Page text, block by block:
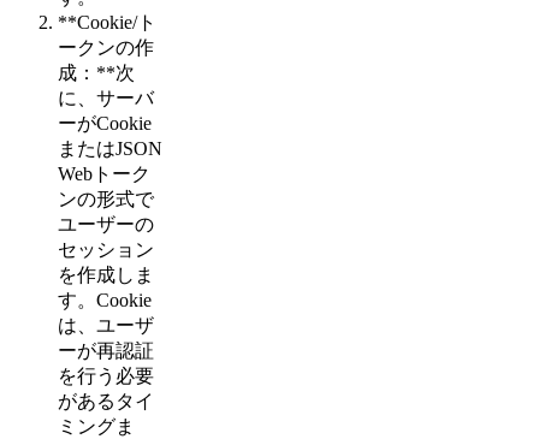
**Cookie/ト
ークンの作
成：**次
に、サーバ
ーがCookie
またはJSON
Webトーク
ンの形式で
ユーザーの
セッション
を作成しま
す。Cookie
は、ユーザ
ーが再認証
を行う必要
があるタイ
ミングま